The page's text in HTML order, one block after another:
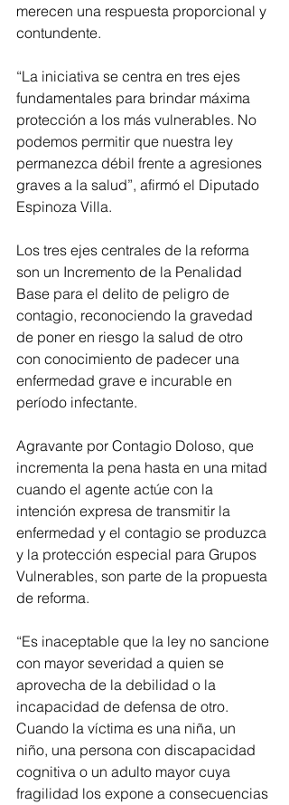
merecen una respuesta proporcional y
contundente.
“La iniciativa se centra en tres ejes
fundamentales para brindar máxima
protección a los más vulnerables. No
podemos permitir que nuestra ley
permanezca débil frente a agresiones
graves a la salud”, afirmó el Diputado
Espinoza Villa.
Los tres ejes centrales de la reforma
son un Incremento de la Penalidad
Base para el delito de peligro de
contagio, reconociendo la gravedad
de poner en riesgo la salud de otro
con conocimiento de padecer una
enfermedad grave e incurable en
período infectante.
Agravante por Contagio Doloso, que
incrementa la pena hasta en una mitad
cuando el agente actúe con la
intención expresa de transmitir la
enfermedad y el contagio se produzca
y la protección especial para Grupos
Vulnerables, son parte de la propuesta
de reforma.
“Es inaceptable que la ley no sancione
con mayor severidad a quien se
aprovecha de la debilidad o la
incapacidad de defensa de otro.
Cuando la víctima es una niña, un
niño, una persona con discapacidad
cognitiva o un adulto mayor cuya
fragilidad los expone a consecuencias